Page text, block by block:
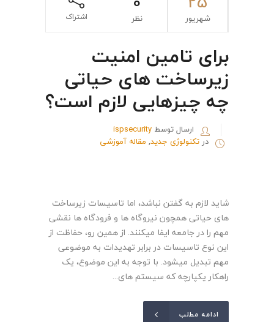
شهریور نظر اشتراک
برای تامین امنیت
زیرساخت های حیاتی
چه چیزهایی لازم است؟
ارسال توسط ispsecurity
در تکنولوژی جدید, مقاله آموزشی
شاید لازم به گفتن نباشد، اما تاسیسات زیرساخت
های حیاتی همچون نیروگاه ها و فرودگاه ها نقشی
مهم را در جامعه ایفا میکنند. از همین رو، حفاظت از
این نوع تاسیسات در برابر تهدیدات به موضوعی
مهم تبدیل میشود. با توجه به این موضوع، یک
راهکار یکپارچه که سیستم های...
ادامه مطلب